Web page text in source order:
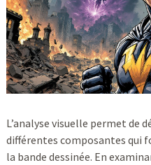
L’analyse visuelle permet de
différentes composantes qui
la bande dessinée. En